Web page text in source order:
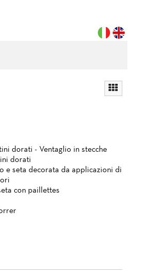
dorati - Ventaglio in stecche
dorati
e seta decorata da applicazioni di
con paillettes